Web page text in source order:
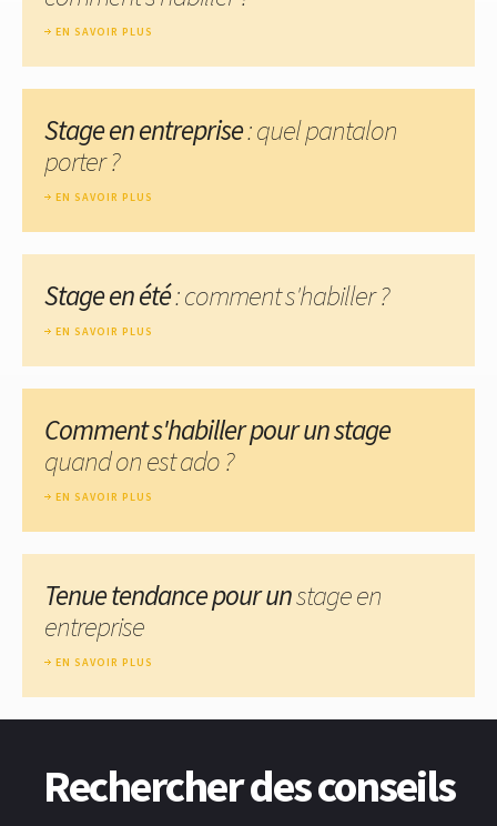
EN SAVOIR PLUS
Stage en entreprise: quel pantalon
porter ?
EN SAVOIR PLUS
Stage en été: comment s'habiller ?
EN SAVOIR PLUS
Comment s'habiller pour un stage
quand on est ado ?
EN SAVOIR PLUS
Tenue tendance pour unstage en
entreprise
EN SAVOIR PLUS
Rechercher des conseils